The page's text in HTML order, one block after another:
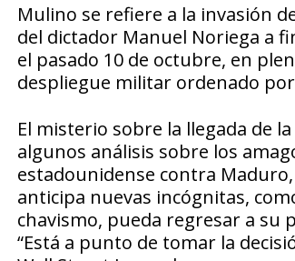
Mulino se refiere a la invasión
del dictador Manuel Noriega a
el pasado 10 de octubre, en
despliegue militar ordenado
El misterio sobre la llegada de
algunos análisis sobre los
estadounidense contra
anticipa nuevas incógnitas,
chavismo, pueda regresar a su
“Está a punto de tomar la